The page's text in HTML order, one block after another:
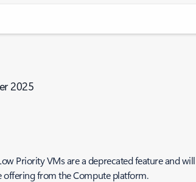
2025
Priority VMs are a deprecated feature and
offering from the Compute platform.